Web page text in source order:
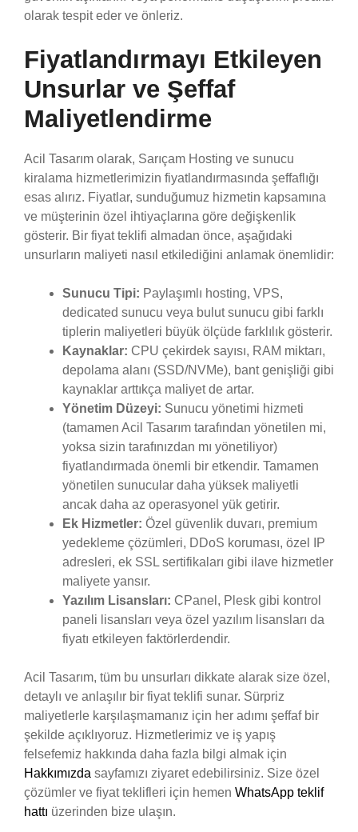
olarak tespit eder ve önleriz.
Fiyatlandırmayı Etkileyen
Unsurlar ve Şeffaf
Maliyetlendirme
Acil Tasarım olarak, Sarıçam Hosting ve sunucu
kiralama hizmetlerimizin fiyatlandırmasında şeffaflığı
esas alırız. Fiyatlar, sunduğumuz hizmetin kapsamına
ve müşterinin özel ihtiyaçlarına göre değişkenlik
gösterir. Bir fiyat teklifi almadan önce, aşağıdaki
unsurların maliyeti nasıl etkilediğini anlamak önemlidir:
Sunucu Tipi: Paylaşımlı hosting, VPS,
dedicated sunucu veya bulut sunucu gibi farklı
tiplerin maliyetleri büyük ölçüde farklılık gösterir.
Kaynaklar: CPU çekirdek sayısı, RAM miktarı,
depolama alanı (SSD/NVMe), bant genişliği gibi
kaynaklar arttıkça maliyet de artar.
Yönetim Düzeyi: Sunucu yönetimi hizmeti
(tamamen Acil Tasarım tarafından yönetilen mi,
yoksa sizin tarafınızdan mı yönetiliyor)
fiyatlandırmada önemli bir etkendir. Tamamen
yönetilen sunucular daha yüksek maliyetli
ancak daha az operasyonel yük getirir.
Ek Hizmetler: Özel güvenlik duvarı, premium
yedekleme çözümleri, DDoS koruması, özel IP
adresleri, ek SSL sertifikaları gibi ilave hizmetler
maliyete yansır.
Yazılım Lisansları: CPanel, Plesk gibi kontrol
paneli lisansları veya özel yazılım lisansları da
fiyatı etkileyen faktörlerdendir.
Acil Tasarım, tüm bu unsurları dikkate alarak size özel,
detaylı ve anlaşılır bir fiyat teklifi sunar. Sürpriz
maliyetlerle karşılaşmamanız için her adımı şeffaf bir
şekilde açıklıyoruz. Hizmetlerimiz ve iş yapış
felsefemiz hakkında daha fazla bilgi almak için
Hakkımızda sayfamızı ziyaret edebilirsiniz. Size özel
çözümler ve fiyat teklifleri için hemen WhatsApp teklif
hattı üzerinden bize ulaşın.